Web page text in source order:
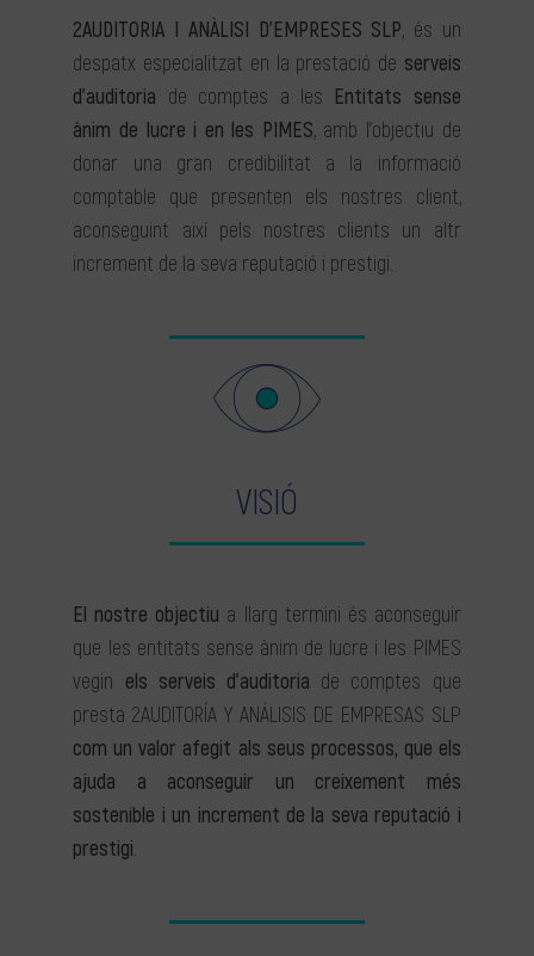
2AUDITORIA I ANÀLISI D’EMPRESES SLP, és un
despatx especialitzat en la prestació de serveis
d’auditoria de comptes a les Entitats sense
ànim de lucre i en les PIMES, amb l’objectiu de
donar una gran credibilitat a la informació
comptable que presenten els nostres client,
aconseguint així pels nostres clients un altr
increment de la seva reputació i prestigi.
VISIÓ
El nostre objectiu a llarg termini és aconseguir
que les entitats sense ànim de lucre i les PIMES
vegin els serveis d’auditoria de comptes que
presta 2AUDITORÍA Y ANÁLISIS DE EMPRESAS SLP
com un valor afegit als seus processos, que els
ajuda a aconseguir un creixement més
sostenible i un increment de la seva reputació i
prestigi.